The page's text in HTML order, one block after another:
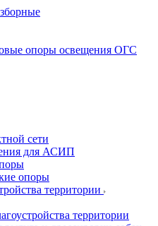
опоры освещения ОГС
сети
для АСИП
опоры
территории
территории